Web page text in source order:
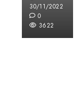
30/11/2022
0
3622